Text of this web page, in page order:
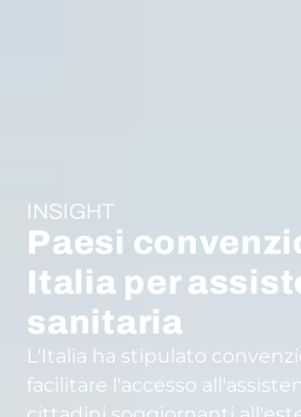
INSIGHT
Paesi
Italia per
sanitaria
L'Italia ha stipulato
facilitare l'accesso